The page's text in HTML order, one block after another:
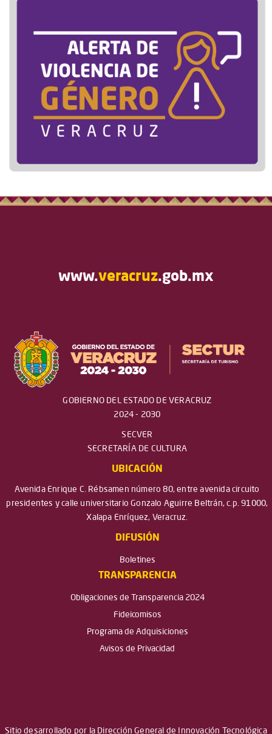
www.veracruz.gob.mx
GOBIERNO DEL ESTADO DE VERACRUZ
2024 - 2030
SECVER
SECRETARÍA DE CULTURA
UBICACIÓN
Avenida Enrique C. Rébsamen número 80, entre avenida circuito
presidentes y calle universitario Gonzalo Aguirre Beltrán, c.p. 91000,
Xalapa Enríquez, Veracruz.
DIFUSIÓN
Boletines
TRANSPARENCIA
Obligaciones de Transparencia 2024
Fideicomisos
Programa de Adquisiciones
Avisos de Privacidad
Sitio desarrollado por la Dirección General de Innovación Tecnológica